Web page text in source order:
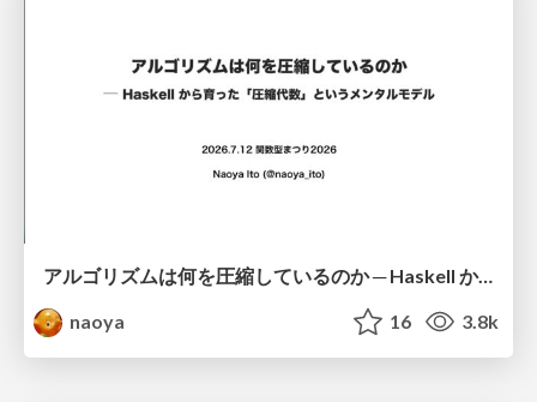
アルゴリズムは何を圧縮しているのか ─ Haskell から育った「圧縮代数」というメンタルモデル
naoya
16 3.8k